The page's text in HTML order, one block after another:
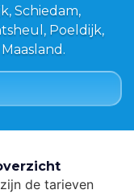
Schiedam,
Poeldijk,
de tarieven